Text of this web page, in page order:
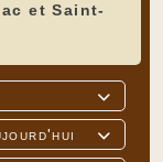
et Saint-

